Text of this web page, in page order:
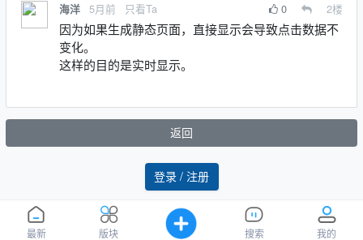
最新 版块 搜索 我的
登录 / 注册
海洋 5月前 只看Ta 0 2楼
因为如果生成静态页面，直接显示会导致点击数据不
变化。
这样的目的是实时显示。
返回